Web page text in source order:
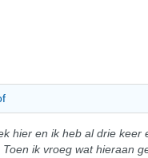
hier en ik heb al drie keer
ik vroeg wat hieraan